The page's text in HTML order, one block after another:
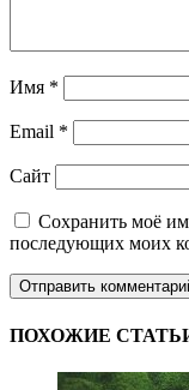
Имя *
Email *
Сайт
Сохранить моё
последующих моих
ПОХОЖИЕ